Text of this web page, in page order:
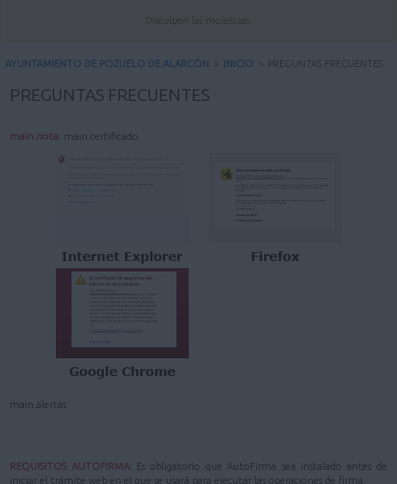
Disculpen las molestias.
AYUNTAMIENTO DE POZUELO DE ALARCÓN > INICIO > PREGUNTAS FRECUENTES
PREGUNTAS FRECUENTES
main.nota: main.certificado
main.alertas
REQUISITOS AUTOFIRMA: Es obligatorio que AutoFirma sea instalado antes de
iniciar el trámite web en el que se usará para ejecutar las operaciones de firma.